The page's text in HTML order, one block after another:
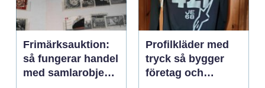
Frimärksauktion:
så fungerar handel
med samlarobjekt i
Profilkläder med
tryck så bygger
företag och